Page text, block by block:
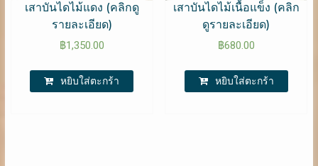
เสาบันไดไม้แดง (คลิกดู
รายละเอียด)
฿1,350.00
หยิบใส่ตะกร้า
เสาบันไดไม้เนื้อแข็ง (คลิก
ดูรายละเอียด)
฿680.00
หยิบใส่ตะกร้า